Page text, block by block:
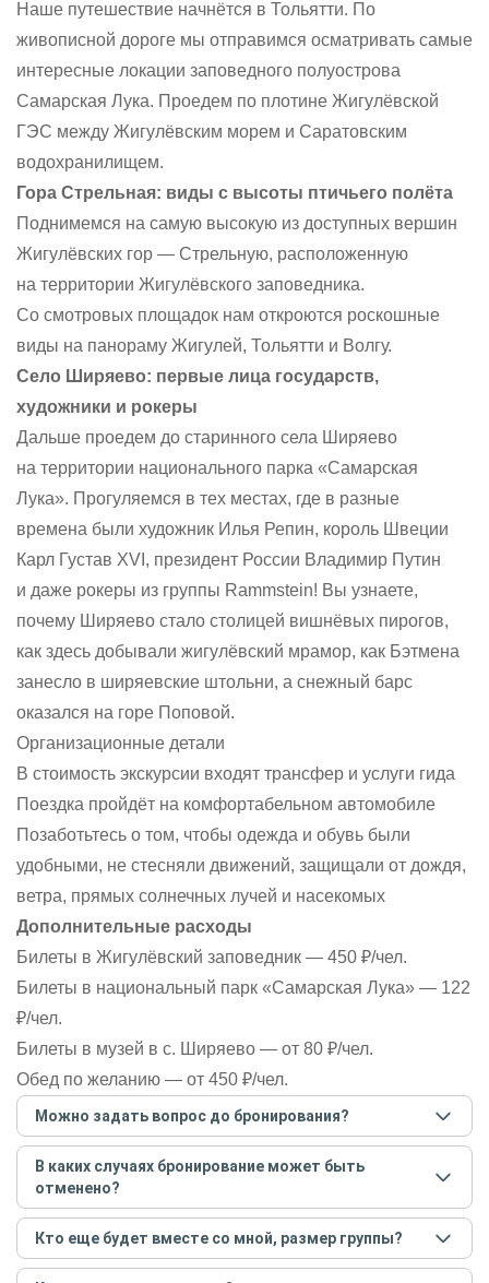
Наше путешествие начнётся в Тольятти. По
живописной дороге мы отправимся осматривать самые
интересные локации заповедного полуострова
Самарская Лука. Проедем по плотине Жигулёвской
ГЭС между Жигулёвским морем и Саратовским
водохранилищем.
Гора Стрельная: виды с высоты птичьего полёта
Поднимемся на самую высокую из доступных вершин
Жигулёвских гор — Стрельную, расположенную
на территории Жигулёвского заповедника.
Со смотровых площадок нам откроются роскошные
виды на панораму Жигулей, Тольятти и Волгу.
Село Ширяево: первые лица государств,
художники и рокеры
Дальше проедем до старинного села Ширяево
на территории национального парка «Самарская
Лука». Прогуляемся в тех местах, где в разные
времена были художник Илья Репин, король Швеции
Карл Густав XVI, президент России Владимир Путин
и даже рокеры из группы Rammstein! Вы узнаете,
почему Ширяево стало столицей вишнёвых пирогов,
как здесь добывали жигулёвский мрамор, как Бэтмена
занесло в ширяевские штольни, а снежный барс
оказался на горе Поповой.
Организационные детали
В стоимость экскурсии входят трансфер и услуги гида
Поездка пройдёт на комфортабельном автомобиле
Позаботьтесь о том, чтобы одежда и обувь были
удобными, не стесняли движений, защищали от дождя,
ветра, прямых солнечных лучей и насекомых
Дополнительные расходы
Билеты в Жигулёвский заповедник — 450 ₽/чел.
Билеты в национальный парк «Самарская Лука» — 122
₽/чел.
Билеты в музей в с. Ширяево — от 80 ₽/чел.
Обед по желанию — от 450 ₽/чел.
Можно задать вопрос до бронирования?
Достаточно перейти по ссылке «Задать вопрос» и
написать гиду. Платить при этом не нужно. Сначала
согласуйте с гидом интересующие вас вопросы и после
этого бронируйте экскурсию.Задать вопрос.
В каких случаях бронирование может быть
отменено?
Только в случае неблагоприятных погодных условий,
например, если экскурсия на кораблике, а по прогнозу
погоды аномально-сильный ветер. При этом гид
Кто еще будет вместе со мной, размер группы?
Если экскурсия индивидуальная, гид проведет встречу